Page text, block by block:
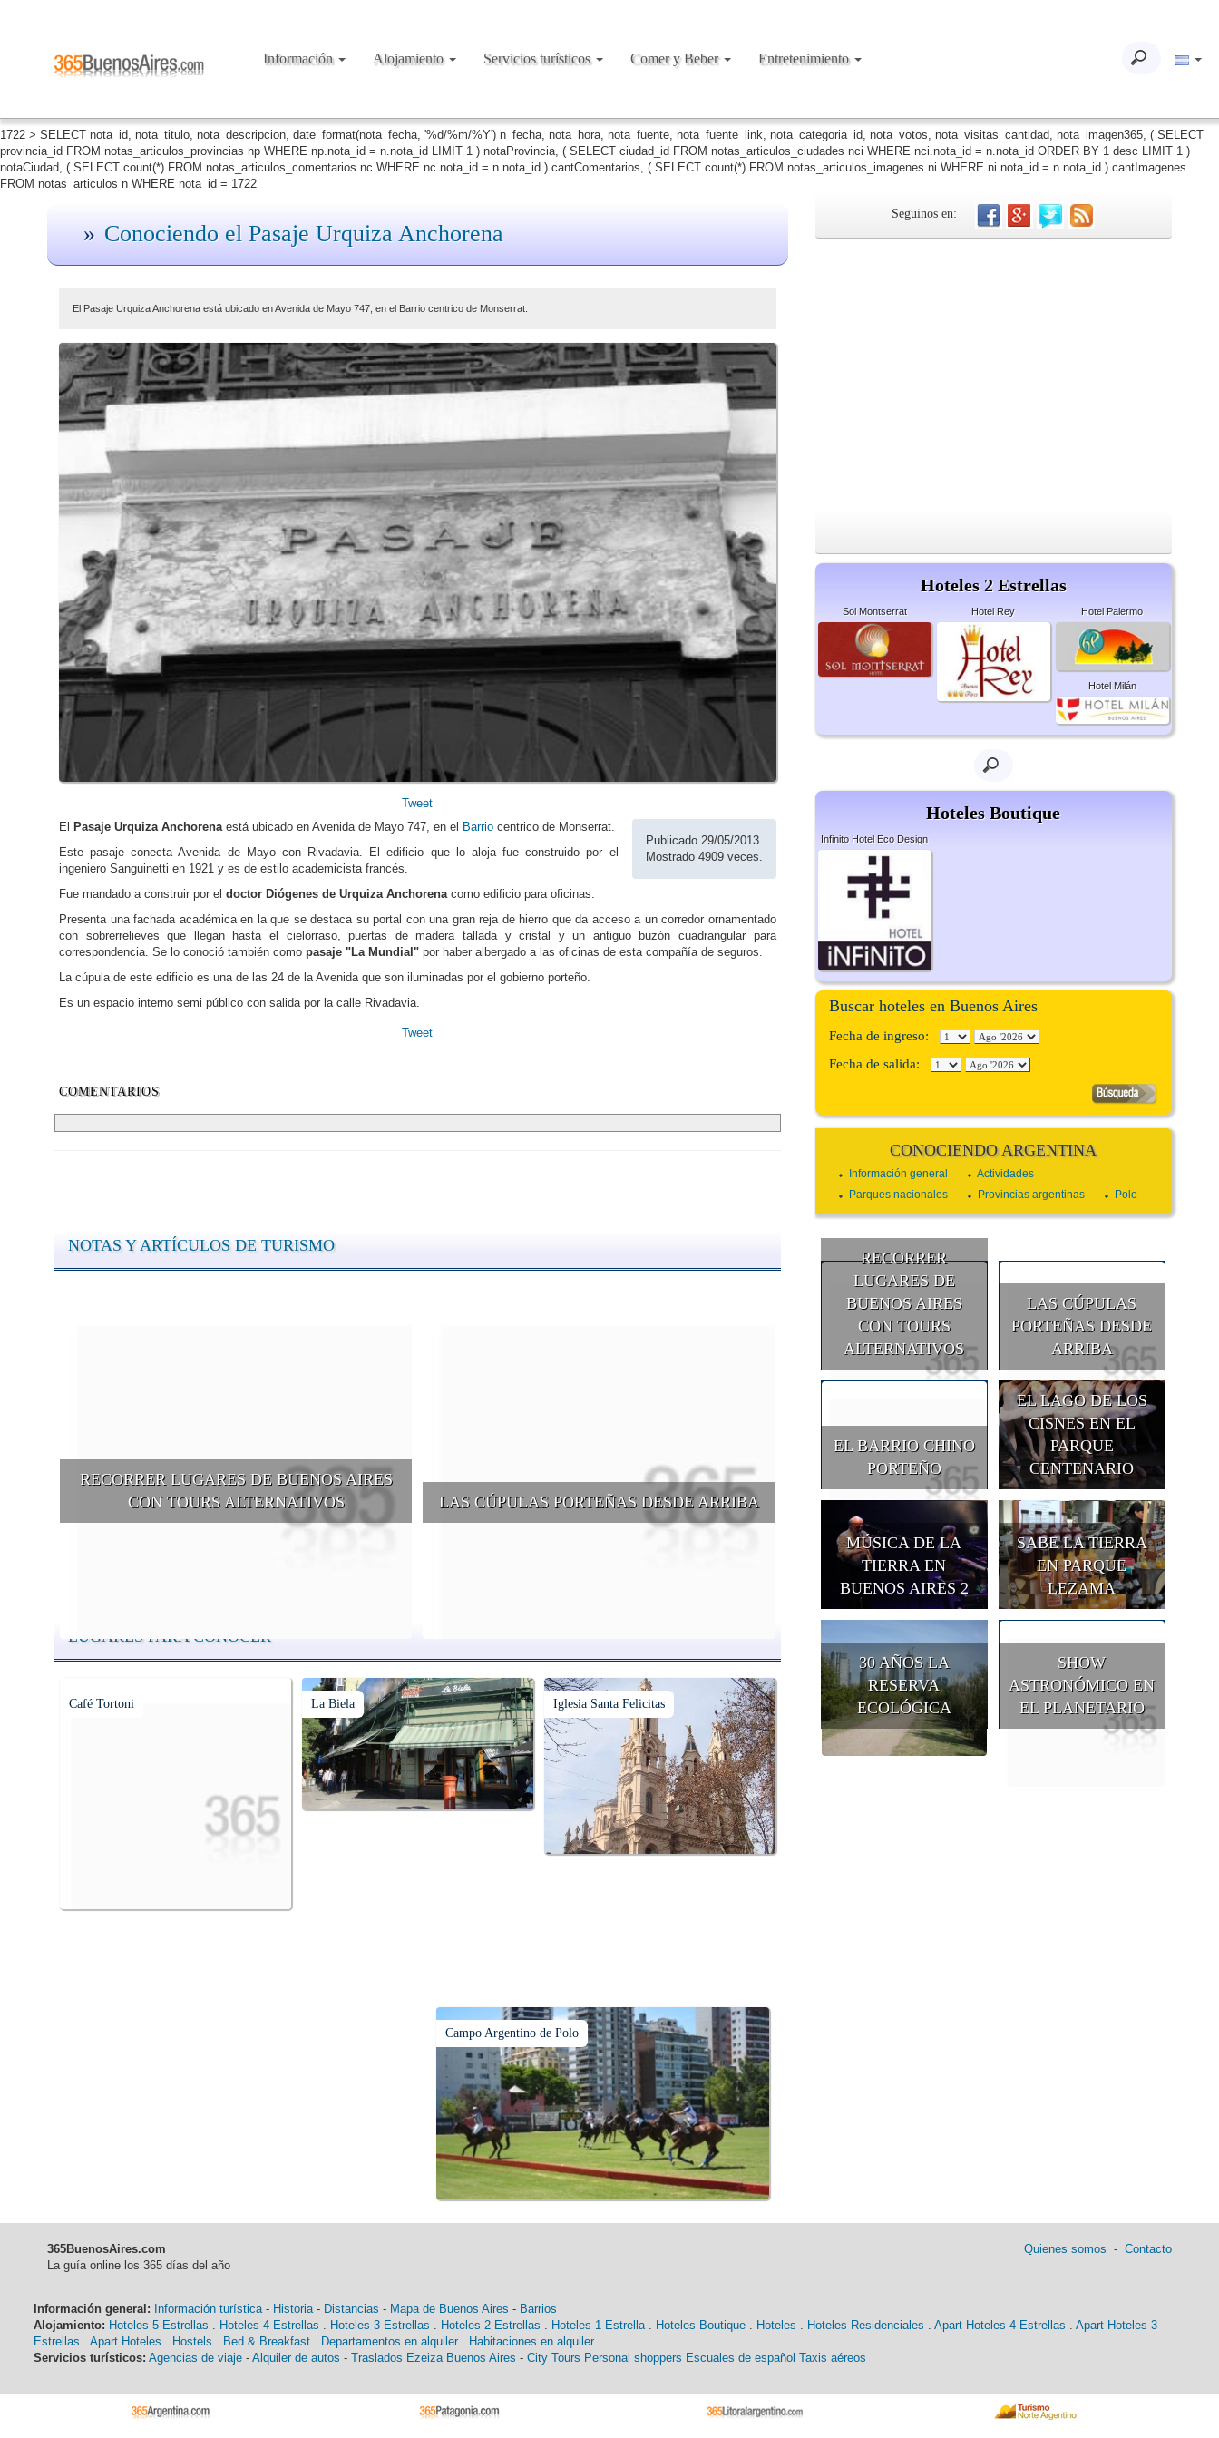
1722 > SELECT nota_id, nota_titulo, nota_descripcion, date_format(nota_fecha, '%d/%m/%Y') n_fecha, nota_hora, nota_fuente, nota_fuente_link, nota_categoria_id, nota_votos, nota_visitas_cantidad, nota_imagen365, ( SELECT
provincia_id FROM notas_articulos_provincias np WHERE np.nota_id = n.nota_id LIMIT 1 ) notaProvincia, ( SELECT ciudad_id FROM notas_articulos_ciudades nci WHERE nci.nota_id = n.nota_id ORDER BY 1 desc LIMIT 1 )
notaCiudad, ( SELECT count(*) FROM notas_articulos_comentarios nc WHERE nc.nota_id = n.nota_id ) cantComentarios, ( SELECT count(*) FROM notas_articulos_imagenes ni WHERE ni.nota_id = n.nota_id ) cantImagenes
FROM notas_articulos n WHERE nota_id = 1722
Información Alojamiento Servicios turísticos Comer y Beber Entretenimiento
Conociendo el Pasaje Urquiza Anchorena
El Pasaje Urquiza Anchorena está ubicado en Avenida de Mayo 747, en el Barrio centrico de Monserrat.
Tweet
Publicado 29/05/2013
Mostrado 4909 veces.
El Pasaje Urquiza Anchorena está ubicado en Avenida de Mayo 747, en el Barrio centrico de Monserrat.
Este pasaje conecta Avenida de Mayo con Rivadavia. El edificio que lo aloja fue construido por el
ingeniero Sanguinetti en 1921 y es de estilo academicista francés.
Fue mandado a construir por el doctor Diógenes de Urquiza Anchorena como edificio para oficinas.
Presenta una fachada académica en la que se destaca su portal con una gran reja de hierro que da acceso a un corredor ornamentado
con sobrerrelieves que llegan hasta el cielorraso, puertas de madera tallada y cristal y un antiguo buzón cuadrangular para
correspondencia. Se lo conoció también como pasaje "La Mundial" por haber albergado a las oficinas de esta compañía de seguros.
La cúpula de este edificio es una de las 24 de la Avenida que son iluminadas por el gobierno porteño.
Es un espacio interno semi público con salida por la calle Rivadavia.
Tweet
COMENTARIOS
NOTAS Y ARTÍCULOS DE TURISMO
RECORRER LUGARES DE BUENOS AIRES
CON TOURS ALTERNATIVOS
LAS CÚPULAS PORTEÑAS DESDE ARRIBA
LUGARES PARA CONOCER
Café Tortoni La Biela Iglesia Santa Felicitas
Campo Argentino de Polo
Seguinos en:
Hoteles 2 Estrellas
Sol Montserrat Hotel Rey Hotel Palermo
Hotel Milán
Hoteles Boutique
Infinito Hotel Eco Design
Buscar hoteles en Buenos Aires
Fecha de ingreso:
Fecha de salida:
CONOCIENDO ARGENTINA
Información general
Actividades
Parques nacionales
Provincias argentinas Polo
RECORRER
LUGARES DE
BUENOS AIRES
CON TOURS
ALTERNATIVOS
LAS CÚPULAS
PORTEÑAS DESDE
ARRIBA
EL BARRIO CHINO
PORTEÑO
EL LAGO DE LOS
CISNES EN EL
PARQUE
CENTENARIO
MÚSICA DE LA
TIERRA EN
BUENOS AIRES 2
SABE LA TIERRA
EN PARQUE
LEZAMA
30 AÑOS LA
RESERVA
ECOLÓGICA
SHOW
ASTRONÓMICO EN
EL PLANETARIO
365BuenosAires.com
La guía online los 365 días del año
Quienes somos - Contacto
Información general: Información turística- Historia- Distancias - Mapa de Buenos Aires - Barrios
Alojamiento: Hoteles 5 Estrellas . Hoteles 4 Estrellas . Hoteles 3 Estrellas . Hoteles 2 Estrellas . Hoteles 1 Estrella. Hoteles Boutique . Hoteles . Hoteles Residenciales . Apart Hoteles 4 Estrellas . Apart Hoteles 3
Estrellas . Apart Hoteles . Hostels . Bed & Breakfast . Departamentos en alquiler . Habitaciones en alquiler .
Servicios turísticos: Agencias de viaje - Alquiler de autos - Traslados Ezeiza Buenos Aires - City Tours Personal shoppers Escuales de español Taxis aéreos